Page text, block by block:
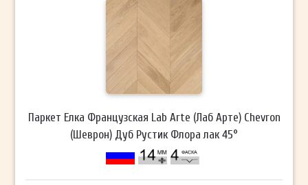
Паркет Елка Французская Lab Arte (Лаб Арте) Chevron
(Шеврон) Дуб Рустик Флора лак 45°